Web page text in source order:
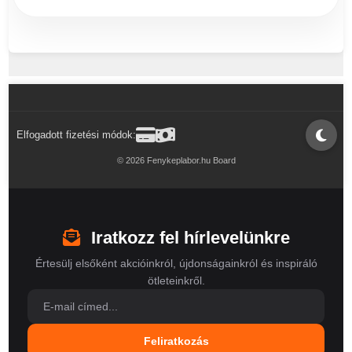
Elfogadott fizetési módok:
© 2026 Fenykeplabor.hu Board
Iratkozz fel hírlevelünkre
Értesülj elsőként akcióinkról, újdonságainkról és inspiráló
ötleteinkről.
Feliratkozás